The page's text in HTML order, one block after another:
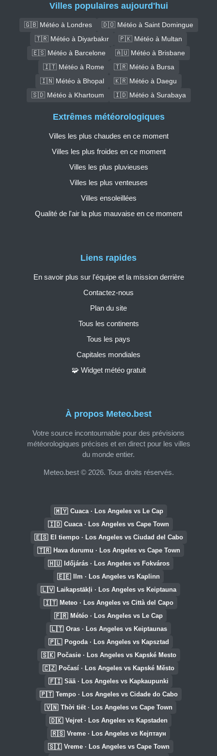
Villes populaires aujourd'hui
🇬🇧 Météo à Londres
🇩🇴 Météo à Saint Domingue
🇹🇷 Météo à Diyarbakır
🇵🇰 Météo à Multan
🇪🇸 Météo à Barcelone
🇦🇺 Météo à Brisbane
🇮🇹 Météo à Rome
🇹🇷 Météo à Bursa
🇮🇳 Météo à Bhopal
🇰🇷 Météo à Daegu
🇸🇩 Météo à Khartoum
🇮🇩 Météo à Surabaya
À propos Meteo.best
Votre source incontournable pour des prévisions
météorologiques précises et en direct pour les villes
du monde entier.
Meteo.best © 2026. Tous droits réservés.
Liens rapides
En savoir plus sur l'équipe et la mission derrière
Contactez-nous
Plan du site
Tous les continents
Tous les pays
Capitales mondiales
🧩 Widget météo gratuit
Extrêmes météorologiques
Villes les plus chaudes en ce moment
Villes les plus froides en ce moment
Villes les plus pluvieuses
Villes les plus venteuses
Villes ensoleillées
Qualité de l'air la plus mauvaise en ce moment
🇲🇾 Cuaca · Los Angeles vs Le Cap
🇮🇩 Cuaca · Los Angeles vs Cape Town
🇪🇸 El tiempo · Los Angeles vs Ciudad del Cabo
🇹🇷 Hava durumu · Los Angeles vs Cape Town
🇭🇺 Időjárás · Los Angeles vs Fokváros
🇪🇪 Ilm · Los Angeles vs Kaplinn
🇱🇻 Laikapstākļi · Los Angeles vs Keiptauna
🇮🇹 Meteo · Los Angeles vs Città del Capo
🇫🇷 Météo · Los Angeles vs Le Cap
🇱🇹 Oras · Los Angeles vs Keiptaunas
🇵🇱 Pogoda · Los Angeles vs Kapsztad
🇸🇰 Počasie · Los Angeles vs Kapské Mesto
🇨🇿 Počasí · Los Angeles vs Kapské Město
🇫🇮 Sää · Los Angeles vs Kapkaupunki
🇵🇹 Tempo · Los Angeles vs Cidade do Cabo
🇻🇳 Thời tiết · Los Angeles vs Cape Town
🇩🇰 Vejret · Los Angeles vs Kapstaden
🇷🇸 Vreme · Los Angeles vs Кејптаун
🇸🇮 Vreme · Los Angeles vs Cape Town